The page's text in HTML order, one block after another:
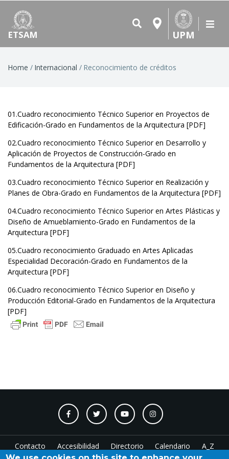
ETSAM UPM
Breadcrumb
Home Internacional Reconocimiento de créditos
01.Cuadro reconocimiento Técnico Superior en Proyectos de
Edificación-Grado en Fundamentos de la Arquitectura [PDF]
02.Cuadro reconocimiento Técnico Superior en Desarrollo y
Aplicación de Proyectos de Construcción-Grado en
Fundamentos de la Arquitectura [PDF]
03.Cuadro reconocimiento Técnico Superior en Realización y
Planes de Obra-Grado en Fundamentos de la Arquitectura [PDF]
04.Cuadro reconocimiento Técnico Superior en Artes Plásticas y
Diseño de Amueblamiento-Grado en Fundamentos de la
Arquitectura [PDF]
05.Cuadro reconocimiento Graduado en Artes Aplicadas
Especialidad Decoración-Grado en Fundamentos de la
Arquitectura [PDF]
06.Cuadro reconocimiento Técnico Superior en Diseño y
Producción Editorial-Grado en Fundamentos de la Arquitectura
[PDF]
Contacto Accesibilidad Directorio Calendario
A_Z